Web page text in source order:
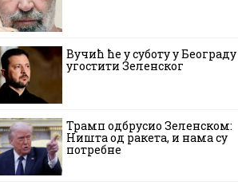
Вучић ће у суботу у Београду
угостити Зеленског
Трамп одбрусио Зеленском:
Ништа од ракета, и нама су
потребне